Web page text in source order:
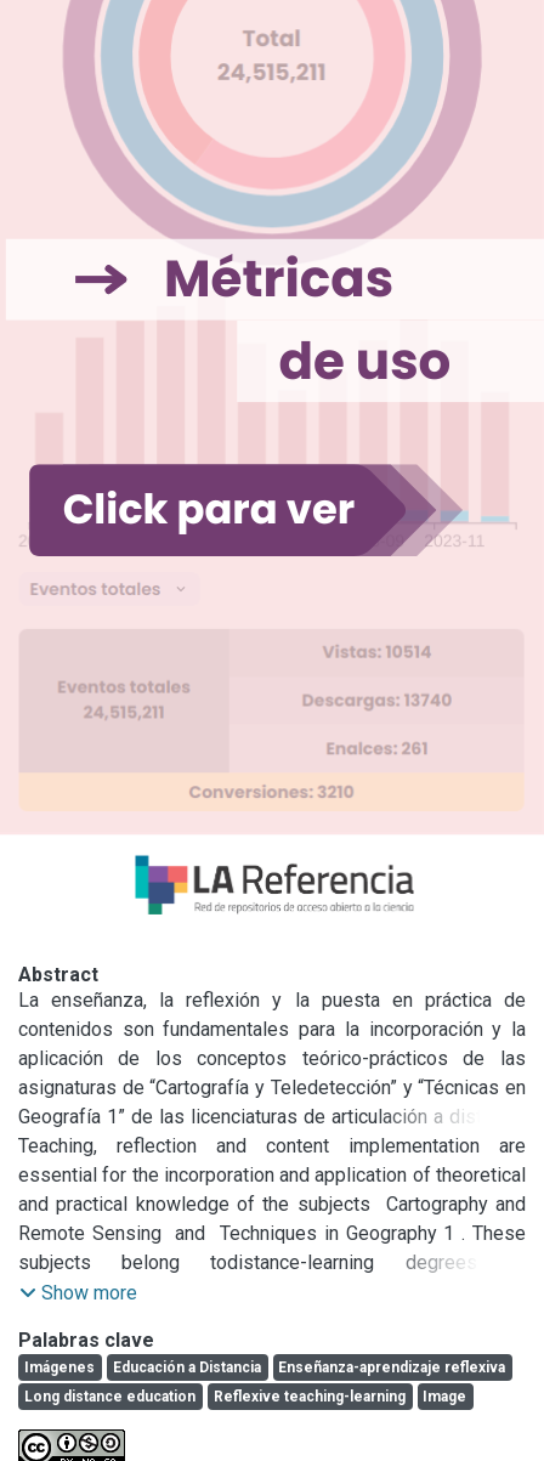
Abstract
La enseñanza, la reflexión y la puesta en práctica de
contenidos son fundamentales para la incorporación y la
aplicación de los conceptos teórico-prácticos de las
asignaturas de “Cartografía y Teledetección” y “Técnicas en
Geografía 1” de las licenciaturas de articulación a distancia
en Gestión Ambiental y en Geografía que se dictan en la
Facultad de Ciencias Humanas (FCH) de la Universidad
Nacional del Centro de la Provincia de Buenos Aires
(UNICEN), Argentina. El objeto de este trabajo es presentar
el ejemplo de una clase de educación a distancia que busca
desarrollar una práctica de enseñanza-aprendizaje
incorpora solo los conceptos e ideas principales del tema,
en donde se ingresan ejercicios con imágenes que
requieren de un mínimo conocimiento teórico y un posterior
análisis y profundización en base al cuerpo teórico de la
Teaching, reflection and content implementation are
essential for the incorporation and application of theoretical
and practical knowledge of the subjects  Cartography and
Remote Sensing  and  Techniques in Geography 1 . These
subjects belong todistance-learning degrees of
Environmental Management and Geography, at the School of
la Provincia de Buenos Aires, Argentina The purpose of this
paper is to present an example of a virtual class which
intends to promote a reflexive practice of teaching-learning.
To this end, a condensed class which only deals with the
Show more
Palabras clave
Imágenes Educación a Distancia
Enseñanza-aprendizaje reflexiva
Long distance education
Reflexive teaching-learning Image